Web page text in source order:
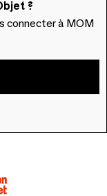
?
connecter à MOM